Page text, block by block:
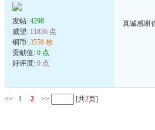
发帖: 4298
威望: 11836 点
铜币: 3558 枚
贡献值: 0 点
好评度: 0 点
真诚感谢
<< 1 2 >> [共2页]